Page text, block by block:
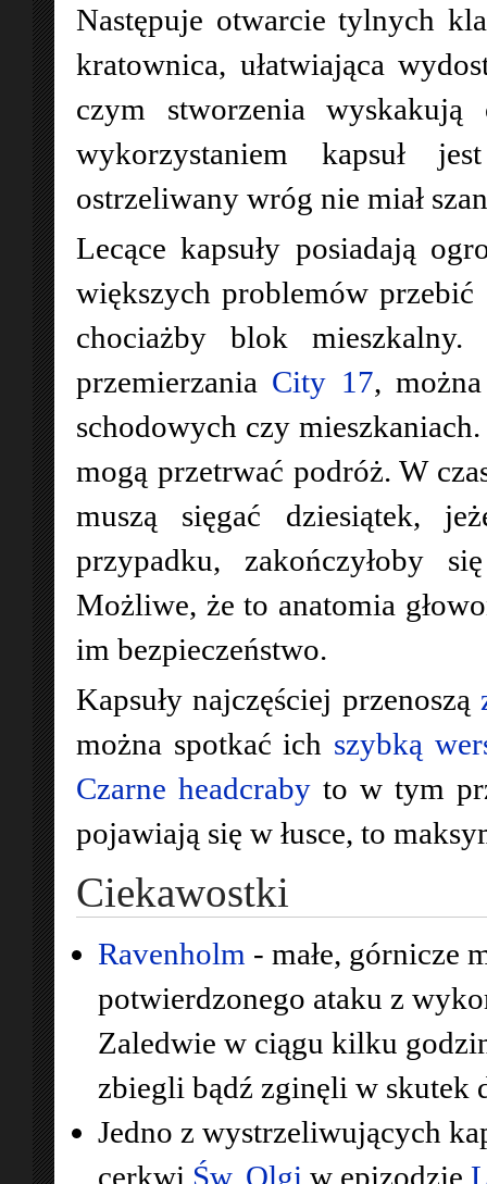
Następuje otwarcie tylnych
kratownica, ułatwiająca
czym stworzenia
wykorzystaniem kapsuł
ostrzeliwany wróg nie miał
Lecące kapsuły posiadają
większych problemów
chociażby blok
przemierzania City 17,
schodowych czy
mogą przetrwać podróż. W
muszą sięgać dziesiątek,
przypadku, zakończyłoby
Możliwe, że to anatomia
im bezpieczeństwo.
Kapsuły najczęściej przenoszą
można spotkać ich szybką
Czarne headcraby to w tym
pojawiają się w łusce, to
Ciekawostki
Ravenholm - małe, górnicze
potwierdzonego ataku z
Zaledwie w ciągu kilku
zbiegli bądź zginęli w skutek
Jedno z wystrzeliwujących
cerkwi Św. Olgi w epizodzie